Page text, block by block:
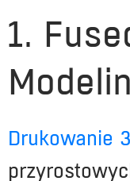
1.
Drukowanie